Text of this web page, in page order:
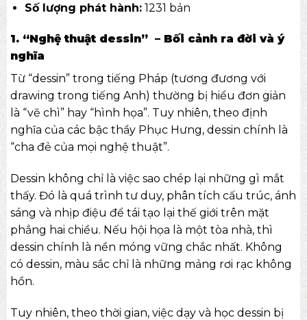
Số lượng phát hành:1231 bản
1. “Nghệ thuật dessin” – Bối cảnh ra đời và ý
nghĩa
Từ “dessin” trong tiếng Pháp (tương đương với
drawing trong tiếng Anh) thường bị hiểu đơn giản
là “vẽ chì” hay “hình họa”. Tuy nhiên, theo định
nghĩa của các bậc thầy Phục Hưng, dessin chính là
“cha đẻ của mọi nghệ thuật”.
Dessin không chỉ là việc sao chép lại những gì mắt
thấy. Đó là quá trình tư duy, phân tích cấu trúc, ánh
sáng và nhịp điệu để tái tạo lại thế giới trên mặt
phẳng hai chiều. Nếu hội họa là một tòa nhà, thì
dessin chính là nền móng vững chắc nhất. Không
có dessin, màu sắc chỉ là những mảng rơi rạc không
hồn.
Tuy nhiên, theo thời gian, việc dạy và học dessin bị